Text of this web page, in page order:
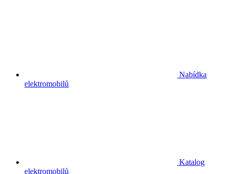
Nabídka
elektromobilů
Katalog
elektromobilů